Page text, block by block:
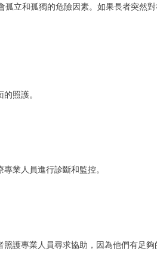
立和孤獨的危險因素。如果長者突然
照護。
業人員進行診斷和監控。
護專業人員尋求協助，因為他們有足